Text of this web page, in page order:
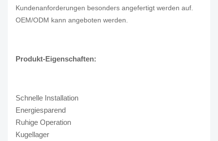
Kundenanforderungen besonders angefertigt werden auf.
OEM/ODM kann angeboten werden.
Produkt-Eigenschaften:
Schnelle Installation
Energiesparend
Ruhige Operation
Kugellager